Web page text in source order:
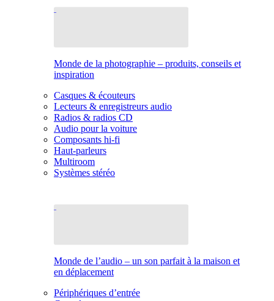
Monde de la photographie – produits, conseils et
inspiration
Casques & écouteurs
Lecteurs & enregistreurs audio
Radios & radios CD
Audio pour la voiture
Composants hi-fi
Haut-parleurs
Multiroom
Systèmes stéréo
Monde de l’audio – un son parfait à la maison et
en déplacement
Périphériques d’entrée